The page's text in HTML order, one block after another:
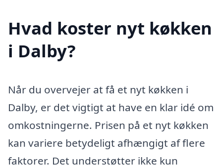
Hvad koster nyt køkken
i Dalby?
Når du overvejer at få et nyt køkken i
Dalby, er det vigtigt at have en klar idé om
omkostningerne. Prisen på et nyt køkken
kan variere betydeligt afhængigt af flere
faktorer. Det understøtter ikke kun